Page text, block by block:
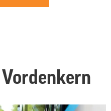
Vordenkern